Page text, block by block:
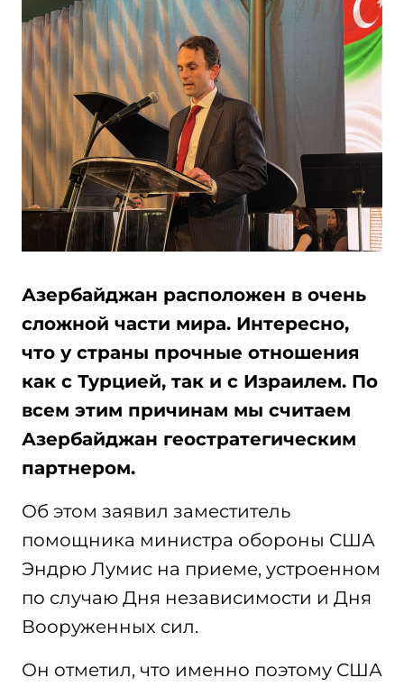
Азербайджан расположен в очень
сложной части мира. Интересно,
что у страны прочные отношения
как с Турцией, так и с Израилем. По
всем этим причинам мы считаем
Азербайджан геостратегическим
партнером.
Об этом заявил заместитель
помощника министра обороны США
Эндрю Лумис на приеме, устроенном
по случаю Дня независимости и Дня
Вооруженных сил.
Он отметил, что именно поэтому США